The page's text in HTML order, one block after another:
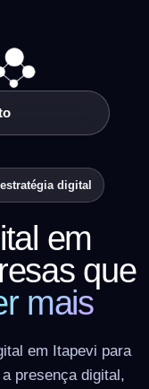
digital
em
que
mais
em Itapevi para
presença digital,